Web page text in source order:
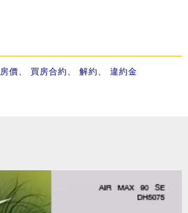
房價、 買房合約、 解約、 違約金